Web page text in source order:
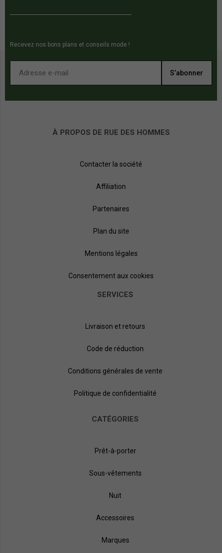
Recevez nos bons plans et conseils mode !
S’abonner
À PROPOS DE RUE DES HOMMES
Contacter la société
Affiliation
Partenaires
Plan du site
Mentions légales
Consentement aux cookies
SERVICES
Livraison et retours
Code de réduction
Conditions générales de vente
Politique de confidentialité
CATÉGORIES
Prêt-à-porter
Sous-vêtements
Nuit
Accessoires
Marques